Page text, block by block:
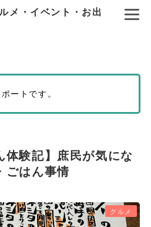
メ・イベント・お出
ートです。
体験記】庶民が気にな
ごはん事情
グルメ